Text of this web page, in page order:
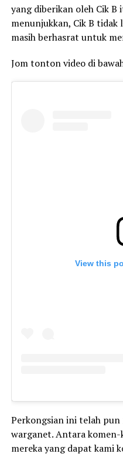
yang diberikan oleh Cik
menunjukkan, Cik B
masih berhasrat untuk
Jom tonton video di
View this
Perkongsian ini telah
warganet. Antara
mereka yang dapat kami